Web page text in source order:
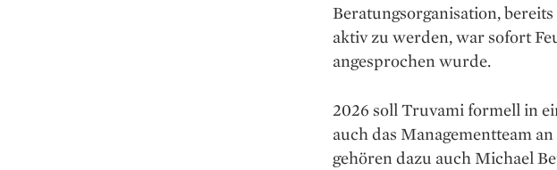
Beratungsorganisation,
aktiv zu werden, war sofort
angesprochen wurde.
2026 soll Truvami formell in
auch das Managementteam
gehören dazu auch Michael